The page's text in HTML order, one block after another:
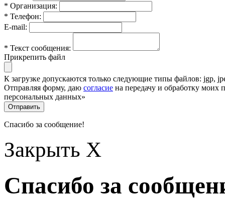
* Организация:
* Телефон:
E-mail:
* Текст сообщения:
Прикрепить файл
К загрузке допускаются только следующие типы файлов: jgp,
Отправляя форму, даю согласие на передачу и обработку
персональных данных»
Отправить
Спасибо за сообщение!
Закрыть X
Спасибо за